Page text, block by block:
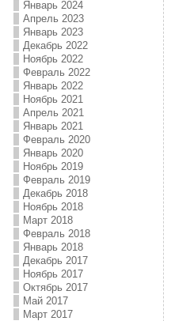
Январь 2024
Апрель 2023
Январь 2023
Декабрь 2022
Ноябрь 2022
Февраль 2022
Январь 2022
Ноябрь 2021
Апрель 2021
Январь 2021
Февраль 2020
Январь 2020
Ноябрь 2019
Февраль 2019
Декабрь 2018
Ноябрь 2018
Март 2018
Февраль 2018
Январь 2018
Декабрь 2017
Ноябрь 2017
Октябрь 2017
Май 2017
Март 2017